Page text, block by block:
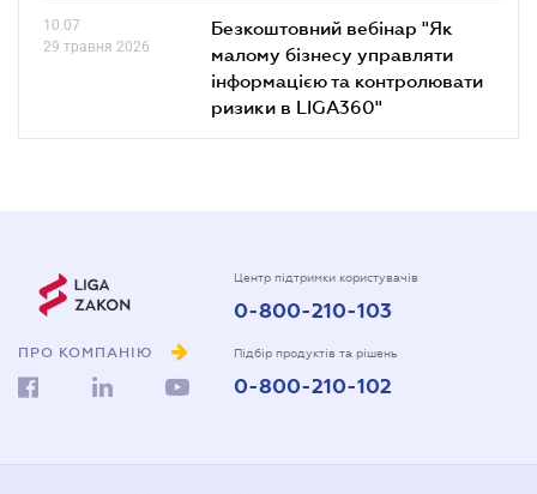
10.07
29 травня 2026
Безкоштовний вебінар "Як
малому бізнесу управляти
інформацією та контролювати
ризики в LIGA360"
ПРО КОМПАНІЮ
Центр підтримки користувачів
0-800-210-103
Підбір продуктів та рішень
0-800-210-102